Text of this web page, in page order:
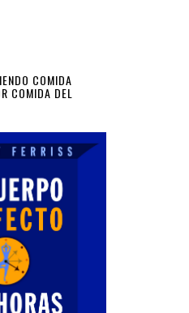
COMIDA
COMIDA DEL